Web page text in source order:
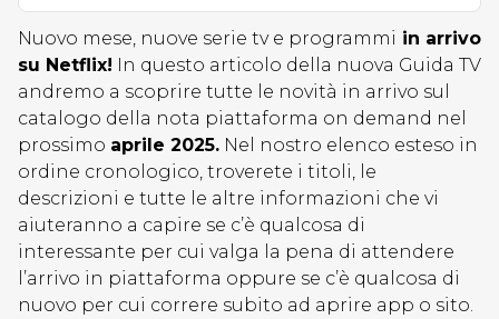
Nuovo mese, nuove serie tv e programmi in arrivo
su Netflix! In questo articolo della nuova Guida TV
andremo a scoprire tutte le novità in arrivo sul
catalogo della nota piattaforma on demand nel
prossimo aprile 2025. Nel nostro elenco esteso in
ordine cronologico, troverete i titoli, le
descrizioni e tutte le altre informazioni che vi
aiuteranno a capire se c’è qualcosa di
interessante per cui valga la pena di attendere
l’arrivo in piattaforma oppure se c’è qualcosa di
nuovo per cui correre subito ad aprire app o sito.